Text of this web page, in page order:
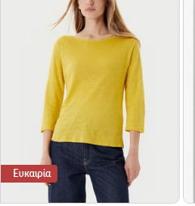
Ευκαιρία